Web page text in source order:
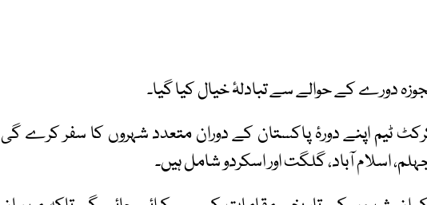
دورے کے حوالے سے تبادلۂ خیال کیا گیا۔
کرکٹ ٹیم اپنے دورۂ پاکستان کے دوران متعدد شہروں کا سفر کرے گی
اسلام آباد، گلگت اور اسکردو شامل ہیں۔